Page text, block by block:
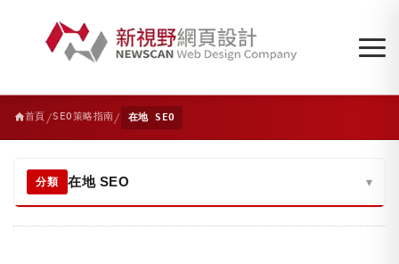
首頁 /SEO策略指南/ 在地 SEO
分類 在地 SEO ▾